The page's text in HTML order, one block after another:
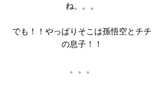
ね。。。
でも！！やっぱりそこは孫悟空とチチ
の息子！！
。。。